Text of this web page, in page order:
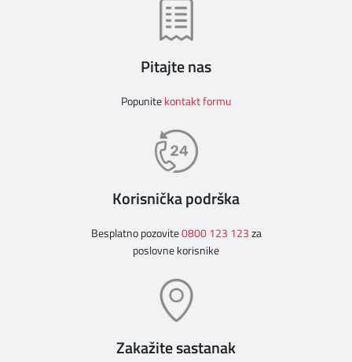
Pitajte nas
Popunitekontakt formu
Korisnička podrška
Besplatno pozovite0800 123 123za
poslovne korisnike
Zakažite sastanak